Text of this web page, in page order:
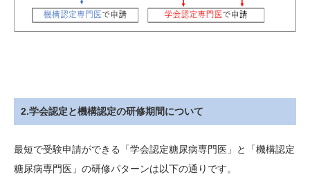
2.学会認定と機構認定の研修期間について
最短で受験申請ができる「学会認定糖尿病専門医」と「機構認定
糖尿病専門医」の研修パターンは以下の通りです。